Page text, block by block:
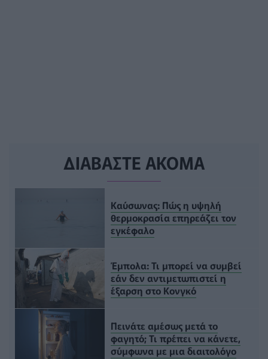
ΔΙΑΒΑΣΤΕ ΑΚΟΜΑ
Καύσωνας: Πώς η υψηλή
θερμοκρασία επηρεάζει τον
εγκέφαλο
Έμπολα: Τι μπορεί να συμβεί
εάν δεν αντιμετωπιστεί η
έξαρση στο Κονγκό
Πεινάτε αμέσως μετά το
φαγητό; Τι πρέπει να κάνετε,
σύμφωνα με μια διαιτολόγο